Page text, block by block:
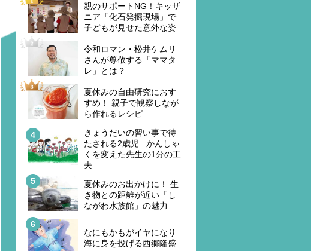
親のサポートNG！キッザ
ニア「化石発掘現場」で
子どもが見せた意外な姿
令和ロマン・松井ケムリ
さんが尊敬する「ママタ
レ」とは？
夏休みの自由研究におす
すめ！ 親子で観察しなが
ら作れるレシピ
きょうだいの習い事で待
たされる2歳児...かんしゃ
くを変えた先生の1分の工
夫
夏休みのお出かけに！ 生
き物との距離が近い「し
ながわ水族館」の魅力
なにもかもがイヤになり
海に身を投げる西郷隆盛